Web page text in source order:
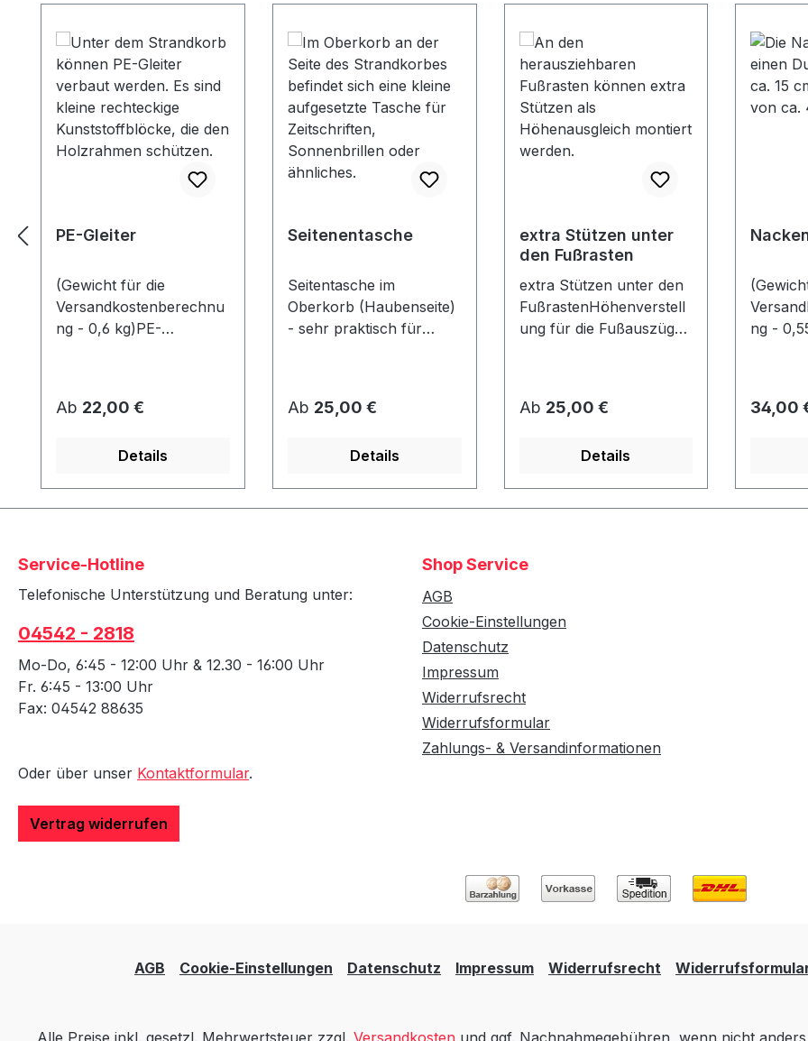
PE-Gleiter
(Gewicht für die
Versandkostenberechnu
ng - 0,6 kg)PE-
angeschraubt und
vor Abrieb &
Regulärer Preis:
Ab 22,00 €
Details
Seitenentasche
Seitentasche im
Oberkorb (Haubenseite)
- sehr praktisch für
angebracht
Strandkorbauswahl!Nur
Regulärer Preis:
Ab 25,00 €
Details
extra Stützen unter
den Fußrasten
extra Stützen unter den
FußrastenHöhenverstell
ung für die Fußauszüge
4 Rollen unter dem Korb
Fremdmodellen
Regulärer Preis:
Ab 25,00 €
Details
ng -
34,00
Service-Hotline
Telefonische Unterstützung und Beratung unter:
04542 - 2818
Mo-Do, 6:45 - 12:00 Uhr & 12.30 - 16:00 Uhr
Fr. 6:45 - 13:00 Uhr
Fax: 04542 88635
Oder über unser Kontaktformular.
Vertrag widerrufen
Shop Service
AGB
Cookie-Einstellungen
Datenschutz
Impressum
Widerrufsrecht
Widerrufsformular
Zahlungs- & Versandinformationen
AGB Cookie-Einstellungen Datenschutz Impressum Widerrufsrecht
Alle Preise inkl. gesetzl. Mehrwertsteuer zzgl. Versandkosten und ggf. Nachnahmegebühren, wenn nicht